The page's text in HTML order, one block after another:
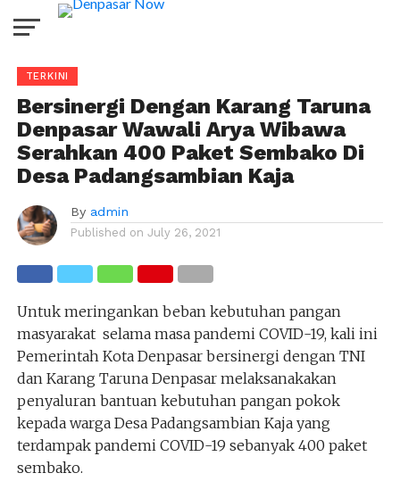
TERKINI
Bersinergi Dengan Karang Taruna
Denpasar Wawali Arya Wibawa
Serahkan 400 Paket Sembako Di
Desa Padangsambian Kaja
By admin
Published on July 26, 2021
Untuk meringankan beban kebutuhan pangan
masyarakat selama masa pandemi COVID-19, kali ini
Pemerintah Kota Denpasar bersinergi dengan TNI
dan Karang Taruna Denpasar melaksanakakan
penyaluran bantuan kebutuhan pangan pokok
kepada warga Desa Padangsambian Kaja yang
terdampak pandemi COVID-19 sebanyak 400 paket
sembako.